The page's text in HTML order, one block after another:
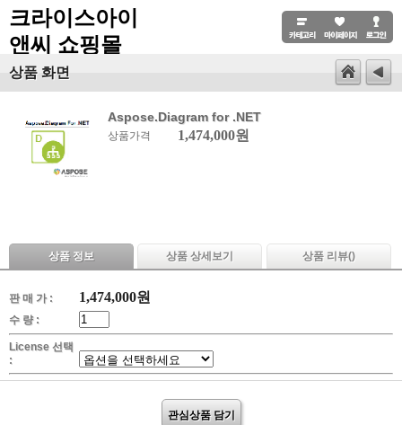
크라이스아이
앤씨 쇼핑몰
상품 화면
Aspose.Diagram for .NET
상품가격 1,474,000원
상품 정보 상품 상세보기 상품 리뷰()
판 매 가 : 1,474,000원
수 량 :
License 선택
:
관심상품 담기